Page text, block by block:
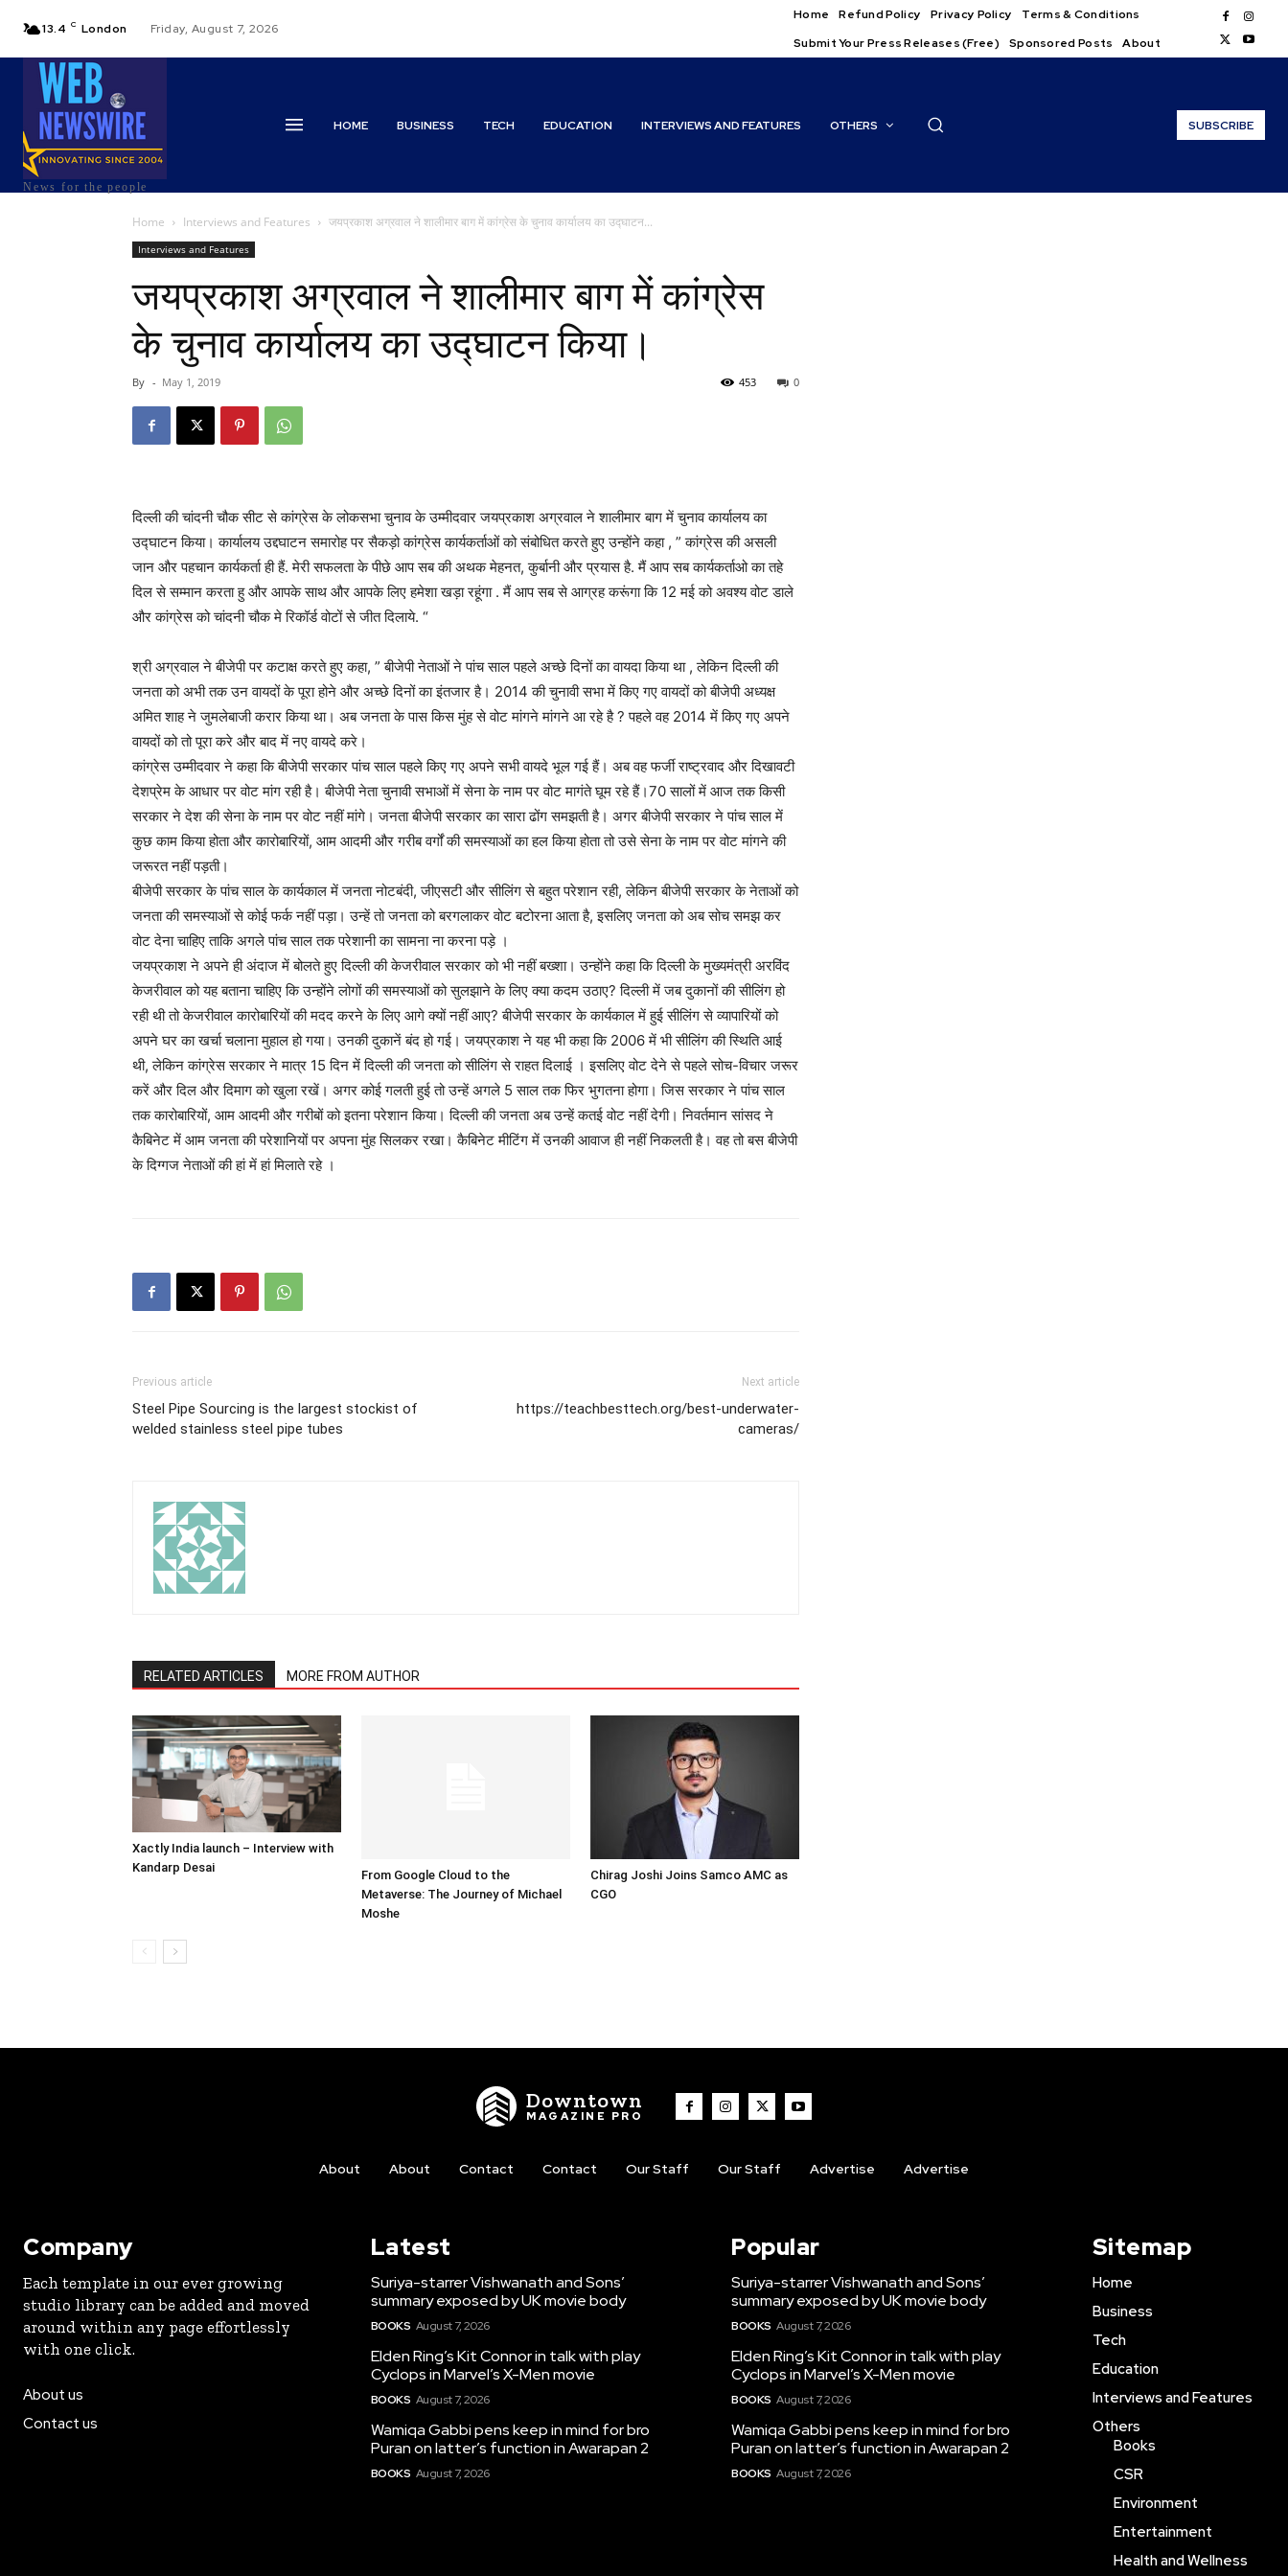
13.4 C London Friday, August 7, 2026
Home Refund Policy Privacy Policy
Terms & Conditions
Submit Your Press Releases (Free)
Sponsored Posts About
News for the people
HOME BUSINESS TECH EDUCATION INTERVIEWS AND FEATURES OTHERS SUBSCRIBE
Home Interviews and Features जयप्रकाश अग्रवाल ने शालीमार बाग में कांग्रेस के चुनाव कार्यालय का उद्घाटन...
Interviews and Features
जयप्रकाश अग्रवाल ने शालीमार बाग में कांग्रेस
के चुनाव कार्यालय का उद्घाटन किया।
By - May 1, 2019 0
453
दिल्ली की चांदनी चौक सीट से कांग्रेस के लोकसभा चुनाव के उम्मीदवार जयप्रकाश अग्रवाल ने शालीमार बाग में चुनाव कार्यालय का
उद्घाटन किया। कार्यालय उद्दघाटन समारोह पर सैकड़ो कांग्रेस कार्यकर्ताओं को संबोधित करते हुए उन्होंने कहा , ” कांग्रेस की असली
जान और पहचान कार्यकर्ता ही हैं. मेरी सफलता के पीछे आप सब की अथक मेहनत, कुर्बानी और प्रयास है. मैं आप सब कार्यकर्ताओ का तहे
दिल से सम्मान करता हु और आपके साथ और आपके लिए हमेशा खड़ा रहूंगा . मैं आप सब से आग्रह करूंगा कि 12 मई को अवश्य वोट डाले
और कांग्रेस को चांदनी चौक मे रिकॉर्ड वोटों से जीत दिलाये. “
श्री अग्रवाल ने बीजेपी पर कटाक्ष करते हुए कहा, ” बीजेपी नेताओं ने पांच साल पहले अच्छे दिनों का वायदा किया था , लेकिन दिल्ली की
जनता को अभी तक उन वायदों के पूरा होने और अच्छे दिनों का इंतजार है। 2014 की चुनावी सभा में किए गए वायदों को बीजेपी अध्यक्ष
अमित शाह ने जुमलेबाजी करार किया था। अब जनता के पास किस मुंह से वोट मांगने मांगने आ रहे है ? पहले वह 2014 में किए गए अपने
वायदों को तो पूरा करे और बाद में नए वायदे करे।
कांग्रेस उम्मीदवार ने कहा कि बीजेपी सरकार पांच साल पहले किए गए अपने सभी वायदे भूल गई हैं। अब वह फर्जी राष्ट्रवाद और दिखावटी
देशप्रेम के आधार पर वोट मांग रही है। बीजेपी नेता चुनावी सभाओं में सेना के नाम पर वोट मागंते घूम रहे हैं।70 सालों में आज तक किसी
सरकार ने देश की सेना के नाम पर वोट नहीं मांगे। जनता बीजेपी सरकार का सारा ढोंग समझती है। अगर बीजेपी सरकार ने पांच साल में
कुछ काम किया होता और कारोबारियों, आम आदमी और गरीब वर्गों की समस्याओं का हल किया होता तो उसे सेना के नाम पर वोट मांगने की
जरूरत नहीं पड़ती।
बीजेपी सरकार के पांच साल के कार्यकाल में जनता नोटबंदी, जीएसटी और सीलिंग से बहुत परेशान रही, लेकिन बीजेपी सरकार के नेताओं को
जनता की समस्याओं से कोई फर्क नहीं पड़ा। उन्हें तो जनता को बरगलाकर वोट बटोरना आता है, इसलिए जनता को अब सोच समझ कर
वोट देना चाहिए ताकि अगले पांच साल तक परेशानी का सामना ना करना पड़े ।
जयप्रकाश ने अपने ही अंदाज में बोलते हुए दिल्ली की केजरीवाल सरकार को भी नहीं बख्शा। उन्होंने कहा कि दिल्ली के मुख्यमंत्री अरविंद
केजरीवाल को यह बताना चाहिए कि उन्होंने लोगों की समस्याओं को सुलझाने के लिए क्या कदम उठाए? दिल्ली में जब दुकानों की सीलिंग हो
रही थी तो केजरीवाल कारोबारियों की मदद करने के लिए आगे क्यों नहीं आए? बीजेपी सरकार के कार्यकाल में हुई सीलिंग से व्यापारियों को
अपने घर का खर्चा चलाना मुहाल हो गया। उनकी दुकानें बंद हो गई। जयप्रकाश ने यह भी कहा कि 2006 में भी सीलिंग की स्थिति आई
थी, लेकिन कांग्रेस सरकार ने मात्र 15 दिन में दिल्ली की जनता को सीलिंग से राहत दिलाई । इसलिए वोट देने से पहले सोच-विचार जरूर
करें और दिल और दिमाग को खुला रखें। अगर कोई गलती हुई तो उन्हें अगले 5 साल तक फिर भुगतना होगा। जिस सरकार ने पांच साल
तक कारोबारियों, आम आदमी और गरीबों को इतना परेशान किया। दिल्ली की जनता अब उन्हें कतई वोट नहीं देगी। निवर्तमान सांसद ने
कैबिनेट में आम जनता की परेशानियों पर अपना मुंह सिलकर रखा। कैबिनेट मीटिंग में उनकी आवाज ही नहीं निकलती है। वह तो बस बीजेपी
के दिग्गज नेताओं की हां में हां मिलाते रहे ।
Previous article
Steel Pipe Sourcing is the largest stockist of
welded stainless steel pipe tubes
Next article
https://teachbesttech.org/best-underwater-
cameras/
RELATED ARTICLES MORE FROM AUTHOR
Xactly India launch – Interview with
Kandarp Desai
From Google Cloud to the
Metaverse: The Journey of Michael
Moshe
Chirag Joshi Joins Samco AMC as
CGO
Downtown
MAGAZINE PRO
About About Contact Contact Our Staff Our Staff Advertise Advertise
Company
Each template in our ever growing
studio library can be added and moved
around within any page effortlessly
with one click.
About us
Contact us
Latest
Suriya-starrer Vishwanath and Sons’
summary exposed by UK movie body
BOOKS August 7, 2026
Elden Ring’s Kit Connor in talk with play
Cyclops in Marvel’s X-Men movie
BOOKS August 7, 2026
Wamiqa Gabbi pens keep in mind for bro
Puran on latter’s function in Awarapan 2
BOOKS August 7, 2026
Popular
Suriya-starrer Vishwanath and Sons’
summary exposed by UK movie body
BOOKS August 7, 2026
Elden Ring’s Kit Connor in talk with play
Cyclops in Marvel’s X-Men movie
BOOKS August 7, 2026
Wamiqa Gabbi pens keep in mind for bro
Puran on latter’s function in Awarapan 2
BOOKS August 7, 2026
Sitemap
Home
Business
Tech
Education
Interviews and Features
Others
Books
CSR
Environment
Entertainment
Health and Wellness